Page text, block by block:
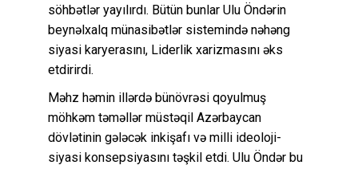
söhbətlər yayılırdı. Bütün bunlar Ulu Öndərin
beynəlxalq münasibətlər sistemində nəhəng
siyasi karyerasını, Liderlik xarizmasını əks
etdirirdi.
Məhz həmin illərdə bünövrəsi qoyulmuş
möhkəm təməllər müstəqil Azərbaycan
dövlətinin gələcək inkişafı və milli ideoloji-
siyasi konsepsiyasını təşkil etdi. Ulu Öndər bu